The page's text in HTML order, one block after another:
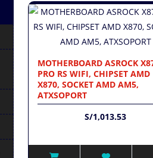
MOTHERBOARD ASROCK
PRO RS WIFI, CHIPSET AMD
X870, SOCKET AMD AM5,
ATXSOPORT
S/1,013.53